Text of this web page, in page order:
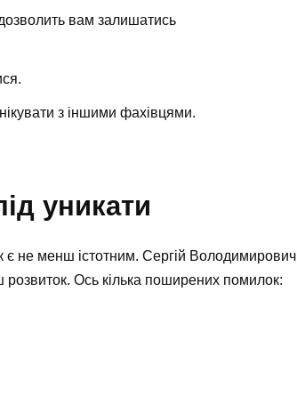
вам залишатись
з іншими фахівцями.
уникати
не менш істотним. Сергій Володимирович
Ось кілька поширених помилок: